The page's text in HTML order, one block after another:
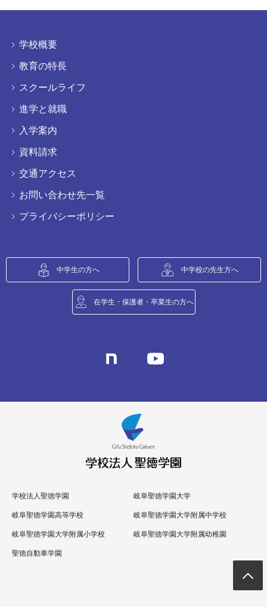
学校概要
教育の特長
スクールライフ
進学と就職
入学案内
資料請求
交通アクセス
お問い合わせ先一覧
プライバシーポリシー
中学生の方へ 中学校の先生方へ
在学生・保護者・卒業生の方へ
学校法人聖徳学園 岐阜聖徳学園大学
岐阜聖徳学園高等学校 岐阜聖徳学園大学附属中学校
岐阜聖徳学園大学附属小学校 岐阜聖徳学園大学附属幼稚園
聖徳自動車学園